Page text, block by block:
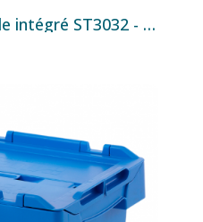
Bac Intégra couvercle intégré ST3032 - 400x300x320 mm - 27 L